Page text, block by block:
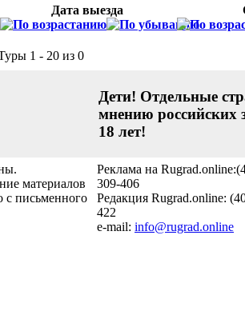
Дата выезда
1 - 20 из 0
Дети! Отдельные
мнению российских
18 лет!
материалов
с письменного
Реклама на
309-406
Редакция Rugrad.online:
422
e-mail: info@rugrad.online